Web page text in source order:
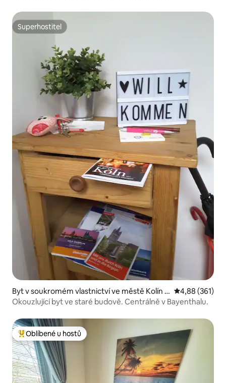
Superhostitel
Superhostitel
Byt v soukromém vlastnictví ve městě Kolín n
ad Rýnem
Průměrné
4,88 (361)
Okouzlující byt ve staré budově. Centrálně v Bayenthalu.
Nejlepší v kategorii Oblíbené u hostů
Oblíbené u hostů